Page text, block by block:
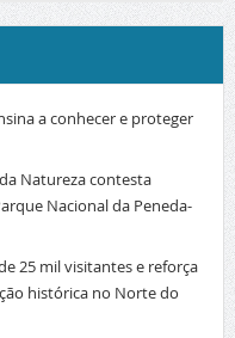
a conhecer e proteger
Natureza contesta
Nacional da Peneda-
25 mil visitantes e reforça
histórica no Norte do